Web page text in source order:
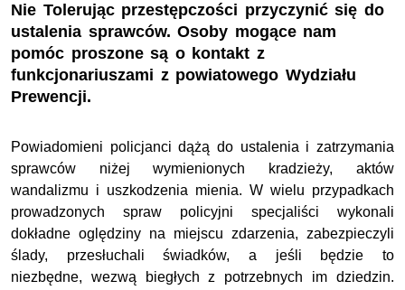
Nie Tolerując przestępczości przyczynić się do
ustalenia sprawców. Osoby mogące nam
pomóc proszone są o kontakt z
funkcjonariuszami z powiatowego Wydziału
Prewencji.
Powiadomieni policjanci dążą do ustalenia i zatrzymania
sprawców niżej wymienionych kradzieży, aktów
wandalizmu i uszkodzenia mienia. W wielu przypadkach
prowadzonych spraw policyjni specjaliści wykonali
dokładne oględziny na miejscu zdarzenia, zabezpieczyli
ślady, przesłuchali świadków, a jeśli będzie to
niezbędne, wezwą biegłych z potrzebnych im dziedzin.